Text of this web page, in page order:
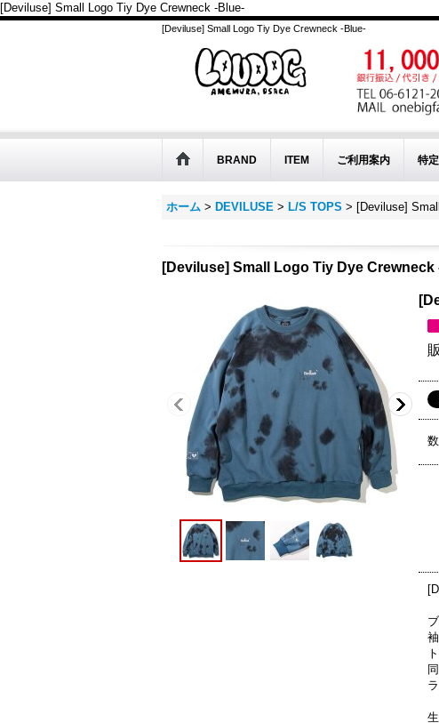
[Deviluse] Small Logo Tiy Dye Crewneck -Blue-
[Deviluse] Small Logo Tiy Dye Crewneck -Blue-
BRAND ITEM ご利用案内 特
ホーム > DEVILUSE > L/S TOPS > [Deviluse]
[Deviluse] Small Logo Tiy Dye